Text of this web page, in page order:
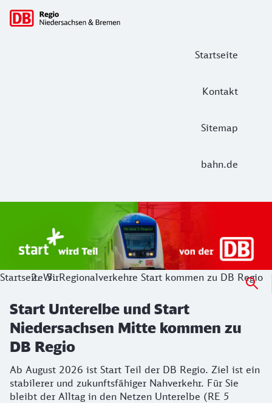
Startseite
Kontakt
Sitemap
bahn.de
Hauptnavigation
Start Unterelbe und Start
Ab August 2026 ist Start Teil der DB Regio. Ziel ist ein
StartseiteWirRegionalverkehre Start kommen zu DB Regio
Start Unterelbe und Start
Niedersachsen Mitte kommen zu
DB Regio
Ab August 2026 ist Start Teil der DB Regio. Ziel ist ein
stabilerer und zukunftsfähiger Nahverkehr. Für Sie
bleibt der Alltag in den Netzen Unterelbe (RE 5